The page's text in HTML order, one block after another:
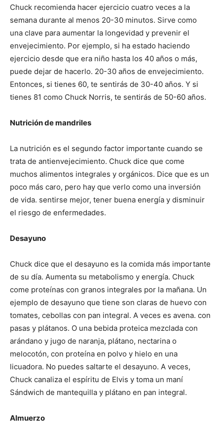
Chuck recomienda hacer ejercicio cuatro veces a la
semana durante al menos 20-30 minutos. Sirve como
una clave para aumentar la longevidad y prevenir el
envejecimiento. Por ejemplo, si ha estado haciendo
ejercicio desde que era niño hasta los 40 años o más,
puede dejar de hacerlo. 20-30 años de envejecimiento.
Entonces, si tienes 60, te sentirás de 30-40 años. Y si
tienes 81 como Chuck Norris, te sentirás de 50-60 años.
Nutrición de mandriles
La nutrición es el segundo factor importante cuando se
trata de antienvejecimiento. Chuck dice que come
muchos alimentos integrales y orgánicos. Dice que es un
poco más caro, pero hay que verlo como una inversión
de vida. sentirse mejor, tener buena energía y disminuir
el riesgo de enfermedades.
Desayuno
Chuck dice que el desayuno es la comida más importante
de su día. Aumenta su metabolismo y energía. Chuck
come proteínas con granos integrales por la mañana. Un
ejemplo de desayuno que tiene son claras de huevo con
tomates, cebollas con pan integral. A veces es avena. con
pasas y plátanos. O una bebida proteica mezclada con
arándano y jugo de naranja, plátano, nectarina o
melocotón, con proteína en polvo y hielo en una
licuadora. No puedes saltarte el desayuno. A veces,
Chuck canaliza el espíritu de Elvis y toma un maní
Sándwich de mantequilla y plátano en pan integral.
Almuerzo